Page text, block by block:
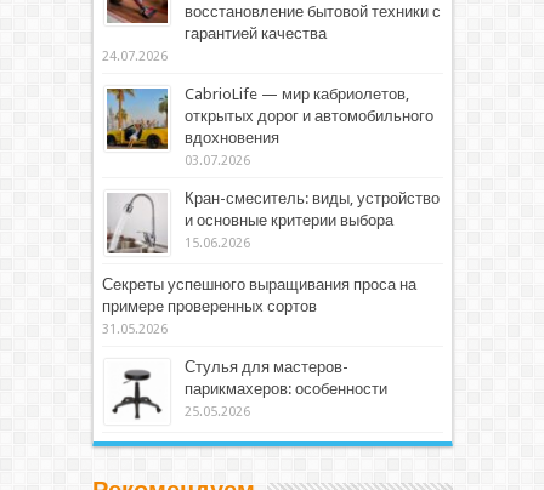
восстановление бытовой техники с
гарантией качества
24.07.2026
CabrioLife — мир кабриолетов,
открытых дорог и автомобильного
вдохновения
03.07.2026
Кран-смеситель: виды, устройство
и основные критерии выбора
15.06.2026
Секреты успешного выращивания проса на
примере проверенных сортов
31.05.2026
Стулья для мастеров-
парикмахеров: особенности
25.05.2026